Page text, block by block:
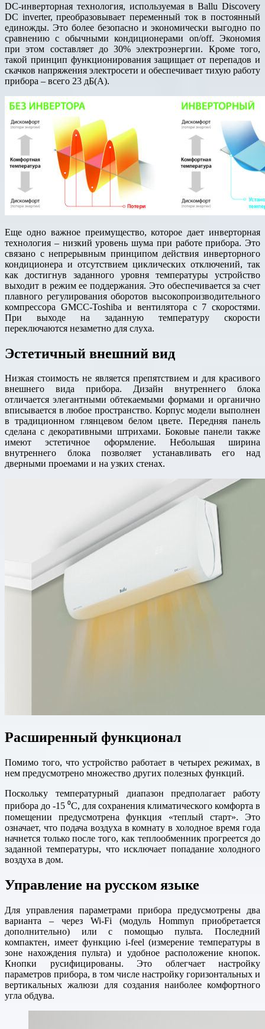
DC-инверторная технология, используемая в Ballu Discovery
DC inverter, преобразовывает переменный ток в постоянный
единожды. Это более безопасно и экономически выгодно по
сравнению с обычными кондиционерами on/off. Экономия
при этом составляет до 30% электроэнергии. Кроме того,
такой принцип функционирования защищает от перепадов и
скачков напряжения электросети и обеспечивает тихую работу
прибора – всего 23 дБ(А).
Еще одно важное преимущество, которое дает инверторная
технология – низкий уровень шума при работе прибора. Это
связано с непрерывным принципом действия инверторного
кондиционера и отсутствием циклических отключений, так
как достигнув заданного уровня температуры устройство
выходит в режим ее поддержания. Это обеспечивается за счет
плавного регулирования оборотов высокопроизводительного
компрессора GMCC-Toshiba и вентилятора с 7 скоростями.
При выходе на заданную температуру скорости
переключаются незаметно для слуха.
Эстетичный внешний вид
Низкая стоимость не является препятствием и для красивого
внешнего вида прибора. Дизайн внутреннего блока
отличается элегантными обтекаемыми формами и органично
вписывается в любое пространство. Корпус модели выполнен
в традиционном глянцевом белом цвете. Передняя панель
сделана с декоративными штрихами. Боковые панели также
имеют эстетичное оформление. Небольшая ширина
внутреннего блока позволяет устанавливать его над
дверными проемами и на узких стенах.
Расширенный функционал
Помимо того, что устройство работает в четырех режимах, в
нем предусмотрено множество других полезных функций.
Поскольку температурный диапазон предполагает работу
прибора до -15 ⁰С, для сохранения климатического комфорта в
помещении предусмотрена функция «теплый старт». Это
означает, что подача воздуха в комнату в холодное время года
начнется только после того, как теплообменник прогреется до
заданной температуры, что исключает попадание холодного
воздуха в дом.
Управление на русском языке
Для управления параметрами прибора предусмотрены два
варианта – через Wi-Fi (модуль Hommyn приобретается
дополнительно) или с помощью пульта. Последний
компактен, имеет функцию i-feel (измерение температуры в
зоне нахождения пульта) и удобное расположение кнопок.
Кнопки русифицированы. Это облегчает настройку
параметров прибора, в том числе настройку горизонтальных и
вертикальных жалюзи для создания наиболее комфортного
угла обдува.